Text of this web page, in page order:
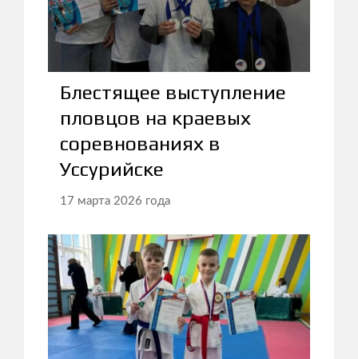
Блестящее выступление
пловцов на краевых
соревнованиях в
Уссурийске
17 марта 2026 года